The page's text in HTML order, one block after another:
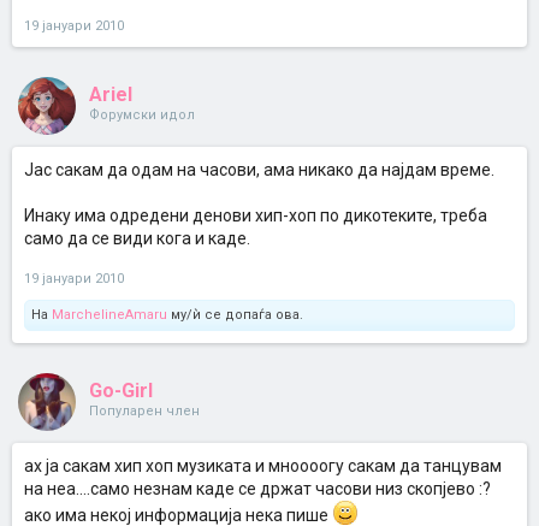
19 јануари 2010
Ariel
Форумски идол
Јас сакам да одам на часови, ама никако да најдам време.
Инаку има одредени денови хип-хоп по дикотеките, треба
само да се види кога и каде.
19 јануари 2010
На MarchelineAmaru му/ѝ се допаѓа ова.
Go-Girl
Популарен член
ах ја сакам хип хоп музиката и мноооогу сакам да танцувам
на неа....само незнам каде се држат часови низ скопјево :?
ако има некој информација нека пише